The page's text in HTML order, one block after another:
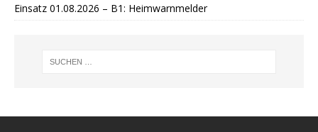
Einsatz 01.08.2026 – B1: Heimwarnmelder